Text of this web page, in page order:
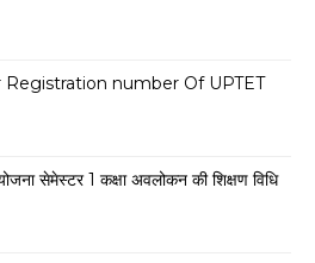
Registration number Of UPTET
सेमेस्टर 1 कक्षा अवलोकन की शिक्षण विधि